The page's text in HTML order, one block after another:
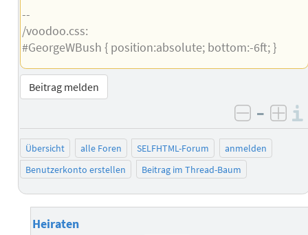
--
/voodoo.css:
#GeorgeWBush { position:absolute; bottom:-6ft; }
Beitrag melden
negativ
–
Übersicht alle Foren SELFHTML-Forum
anmelden
Benutzerkonto erstellen
Beitrag im Thread-Baum
Heiraten